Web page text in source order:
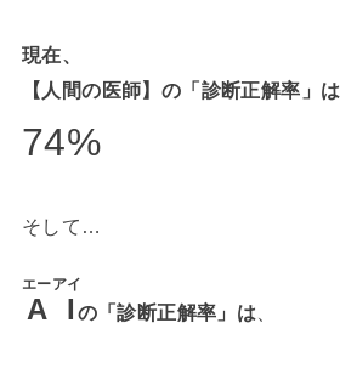
現在、
【人間の医師】の「診断正解率」は
74%
そして…
A I
エーアイ
の「診断正解率」は